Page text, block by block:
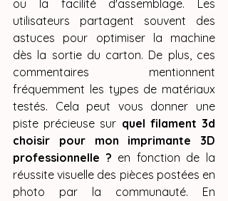
ou la facilité d'assemblage. Les
utilisateurs partagent souvent des
astuces pour optimiser la machine
dès la sortie du carton. De plus, ces
commentaires mentionnent
fréquemment les types de matériaux
testés. Cela peut vous donner une
piste précieuse sur quel filament 3d
choisir pour mon imprimante 3D
professionnelle ? en fonction de la
réussite visuelle des pièces postées en
photo par la communauté. En